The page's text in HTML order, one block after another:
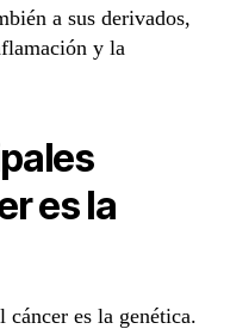
a sus derivados,
y la
es la
cáncer es la genética.